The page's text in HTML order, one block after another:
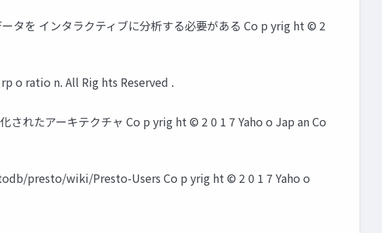
タを インタラクティブに分析する必要がある Co p yrig ht © 2
o ratio n. All Rig hts Reserved .
されたアーキテクチャ Co p yrig ht © 2 0 1 7 Yaho o Jap an Co
presto/wiki/Presto-Users Co p yrig ht © 2 0 1 7 Yaho o